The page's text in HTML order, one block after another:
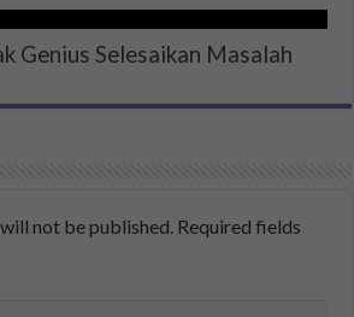
Genius Selesaikan Masalah
not be published. Required fields